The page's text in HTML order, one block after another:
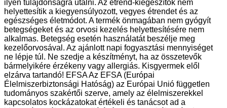
ilyen tulajdonságra utalni. Az étrend-kiegészítők nem
helyettesítik a kiegyensúlyozott, vegyes étrendet és az
egészséges életmódot. A termék önmagában nem gyógyít
betegségeket és az orvosi kezelés helyettesítésére nem
alkalmas. Betegség esetén használatát beszélje meg
kezelőorvosával. Az ajánlott napi fogyasztási mennyiséget
ne lépje túl. Ne szedje a készítményt, ha az összetevők
bármelyikére érzékeny vagy allergiás. Kisgyermek elől
elzárva tartandó! EFSA Az EFSA (Európai
Élelmiszerbiztonsági Hatóság) az Európai Unió független
tudományos szakértői szerve, amely az élelmiszerekkel
kapcsolatos kockázatokat értékeli és tanácsot ad a